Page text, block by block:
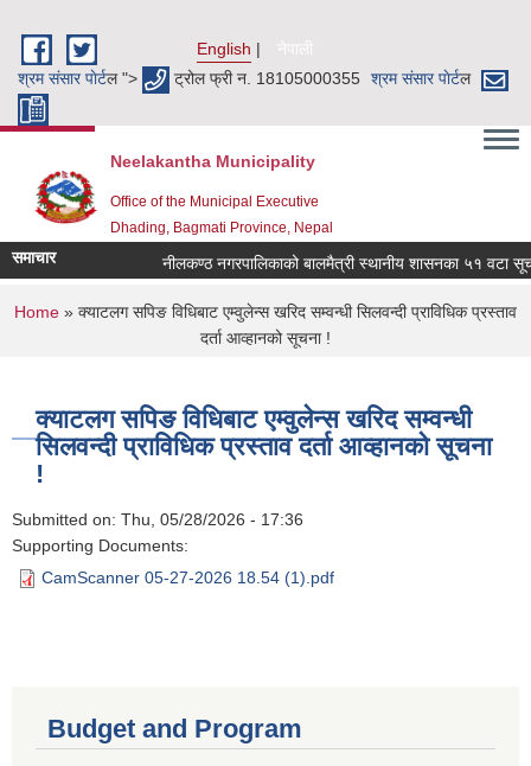
English
नेपाली
श्रम संसार पाेर्टल "> ट्रोल फ्री न. 18105000355 श्रम संसार पाेर्टल
Neelakantha Municipality
Office of the Municipal Executive
Dhading, Bagmati Province, Nepal
समाचार नीलकण्ठ नगरपालिकाको बालमैत्री स्थानीय शासनका ५१ वटा
You are here
Home » क्याटलग सपिङ विधिबाट एम्वुलेन्स खरिद सम्वन्धी सिलवन्दी प्राविधिक प्रस्ताव
दर्ता आव्हानको सूचना !
क्याटलग सपिङ विधिबाट एम्वुलेन्स खरिद सम्वन्धी
सिलवन्दी प्राविधिक प्रस्ताव दर्ता आव्हानको सूचना
!
Submitted on: Thu, 05/28/2026 - 17:36
Supporting Documents:
CamScanner 05-27-2026 18.54 (1).pdf
Budget and Program